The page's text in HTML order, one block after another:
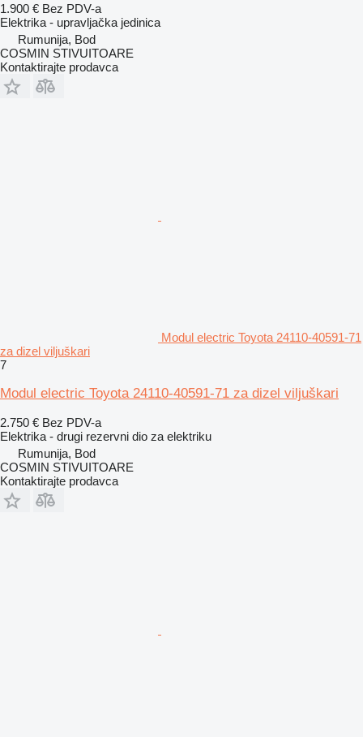
1.900 € Bez PDV-a
Elektrika - upravljačka jedinica
Rumunija, Bod
COSMIN STIVUITOARE
Kontaktirajte prodavca
Modul electric Toyota 24110-40591-71
za dizel viljuškari
7
Modul electric Toyota 24110-40591-71 za dizel viljuškari
2.750 € Bez PDV-a
Elektrika - drugi rezervni dio za elektriku
Rumunija, Bod
COSMIN STIVUITOARE
Kontaktirajte prodavca